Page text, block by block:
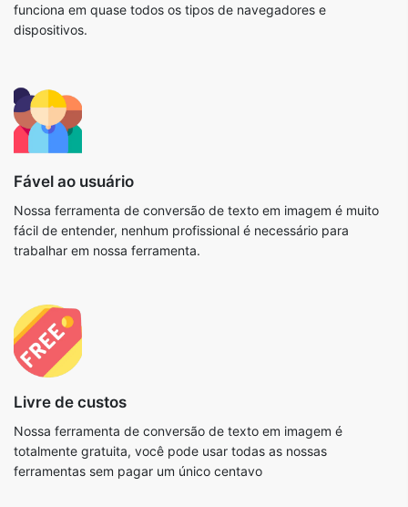
funciona em quase todos os tipos de navegadores e
dispositivos.
Fável ao usuário
Nossa ferramenta de conversão de texto em imagem é muito
fácil de entender, nenhum profissional é necessário para
trabalhar em nossa ferramenta.
Livre de custos
Nossa ferramenta de conversão de texto em imagem é
totalmente gratuita, você pode usar todas as nossas
ferramentas sem pagar um único centavo